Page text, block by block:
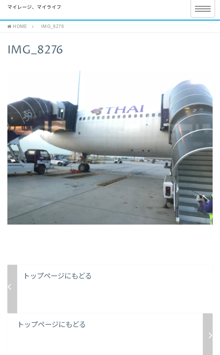
マイレージ、マイライフ
HOME IMG_8276
IMG_8276
トップページにもどる
トップページにもどる